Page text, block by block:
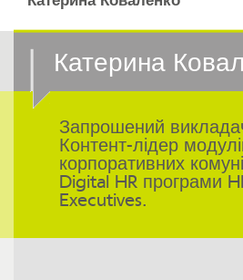
Катерина
Запрошений
Контент-лідер
корпоративних
Digital HR програми
Executives.